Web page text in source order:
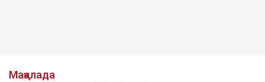
Мақалада